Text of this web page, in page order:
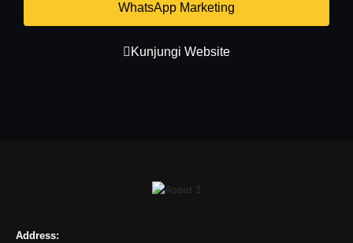
WhatsApp Marketing
Kunjungi Website
Address: